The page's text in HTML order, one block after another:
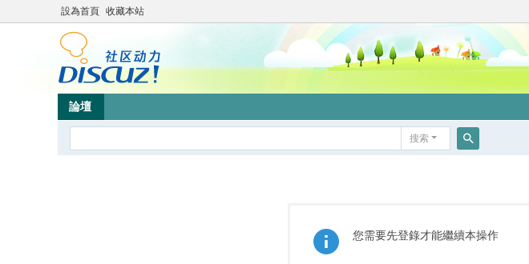
設為首頁 收藏本站
論壇
搜索
您需要先登錄才能繼續本操作